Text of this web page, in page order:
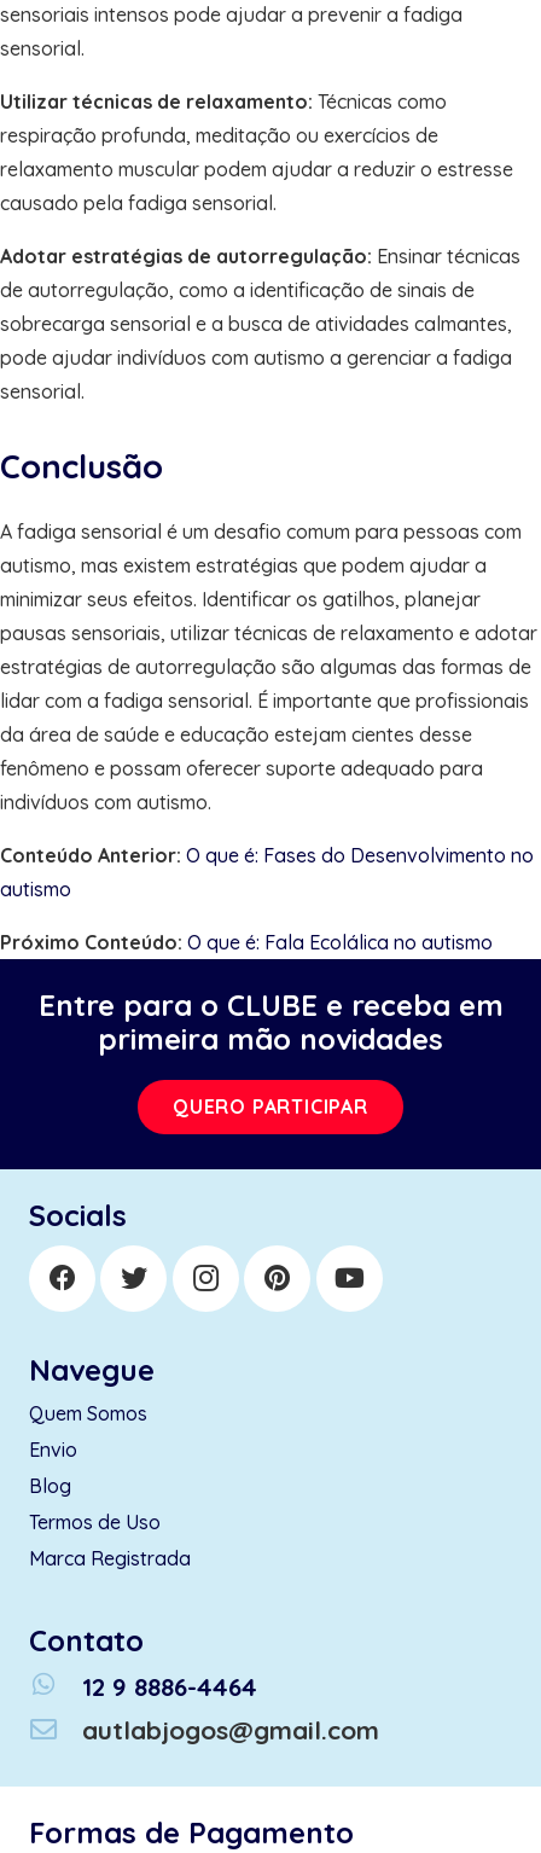
sensoriais intensos pode ajudar a prevenir a fadiga
sensorial.
Utilizar técnicas de relaxamento: Técnicas como
respiração profunda, meditação ou exercícios de
relaxamento muscular podem ajudar a reduzir o estresse
causado pela fadiga sensorial.
Adotar estratégias de autorregulação: Ensinar técnicas
de autorregulação, como a identificação de sinais de
sobrecarga sensorial e a busca de atividades calmantes,
pode ajudar indivíduos com autismo a gerenciar a fadiga
sensorial.
Conclusão
A fadiga sensorial é um desafio comum para pessoas com
autismo, mas existem estratégias que podem ajudar a
minimizar seus efeitos. Identificar os gatilhos, planejar
pausas sensoriais, utilizar técnicas de relaxamento e adotar
estratégias de autorregulação são algumas das formas de
lidar com a fadiga sensorial. É importante que profissionais
da área de saúde e educação estejam cientes desse
fenômeno e possam oferecer suporte adequado para
indivíduos com autismo.
Conteúdo Anterior: O que é: Fases do Desenvolvimento no
autismo
Próximo Conteúdo: O que é: Fala Ecolálica no autismo
Entre para o CLUBE e receba em
primeira mão novidades
QUERO PARTICIPAR
Socials
Navegue
Quem Somos
Envio
Blog
Termos de Uso
Marca Registrada
Contato
whatsapp
12 9 8886-4464
autlabjogos@gmail.com
Formas de Pagamento